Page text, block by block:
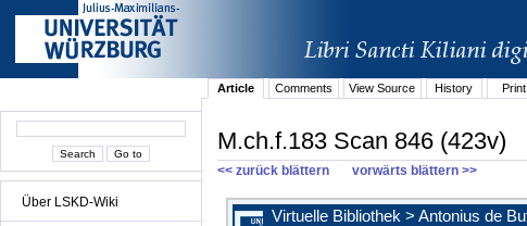
Über LSKD-Wiki
Article
Comments View Source History Print
M.ch.f.183 Scan 846 (423v)
<< zurück blättern vorwärts blättern >>